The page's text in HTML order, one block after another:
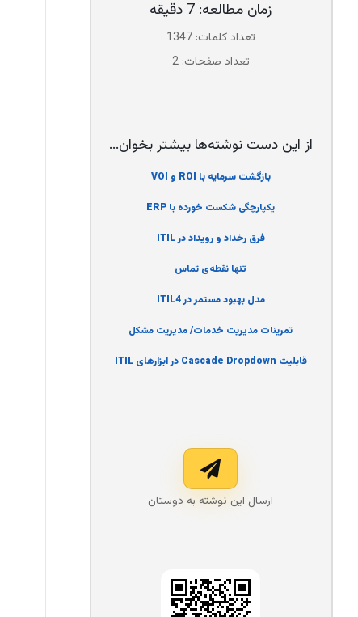
زمان مطالعه: 7 دقیقه
تعداد کلمات: 1347
تعداد صفحات: 2
از این دست نوشته‌ها بیشتر بخوان...
بازگشت سرمایه با ROI و VOI
یکپارچگی شکست خورده با ERP
فرق رخداد و رویداد در ITIL
تنها نقطه‌ی تماس
مدل بهبود مستمر در ITIL4
تمرینات مدیریت خدمات/ مدیریت مشکل
قابلیت Cascade Dropdown در ابزارهای ITIL
ارسال این نوشته به دوستان‌